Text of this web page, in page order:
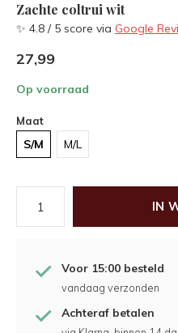
Zachte coltrui wit
✨ 4.8 / 5 score via Google
27,99
Op voorraad
Maat
S/M M/L
IN
Voor 15:00 besteld
vandaag verzonden
Achteraf betalen